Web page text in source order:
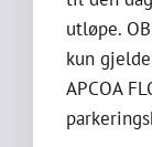
utløpe.
kun
APCOA